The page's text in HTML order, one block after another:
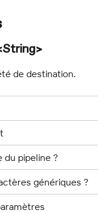
de destination.
pipeline ?
génériques ?